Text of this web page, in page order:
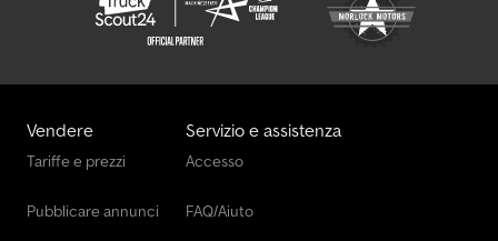
Vendere
Tariffe e prezzi
Pubblicare annunci
Servizio e assistenza
Accesso
FAQ/Aiuto